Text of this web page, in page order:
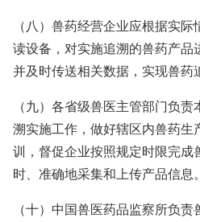
（八）兽药经营企业应根据实
读设备，对实施追溯的兽药产品
并及时传送相关数据，实现兽药
（九）各省级兽医主管部门负
溯实施工作，做好辖区内兽药生
训，督促企业按照规定时限完成
时、准确地采集和上传产品信息。
（十）中国兽医药品监察所负